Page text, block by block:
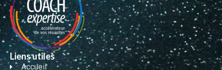
Liens utiles
Accueil